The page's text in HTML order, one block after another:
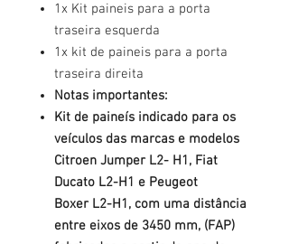
1x Kit paineis para a porta
traseira esquerda
1x kit de paineis para a porta
traseira direita
Notas importantes:
Kit de paineís indicado para os
veículos das marcas e modelos
Citroen Jumper L2- H1, Fiat
Ducato L2-H1 e Peugeot
Boxer L2-H1, com uma distância
entre eixos de 3450 mm, (FAP)